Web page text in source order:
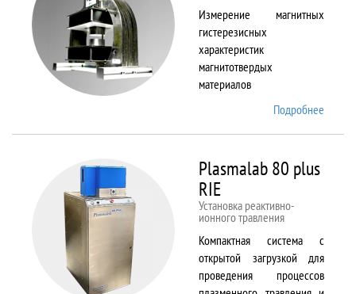
Измерение магнитных
гистерезисных
характеристик
магнитотвердых
материалов
Подробнее
Plasmalab 80 plus
RIE
Установка реактивно-
ионного травления
Компактная система с
открытой загрузкой для
проведения процессов